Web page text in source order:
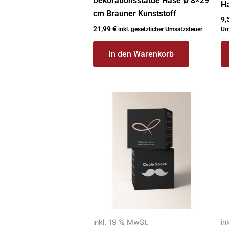
cm Brauner Kunststoff
21,99€ inkl. gesetzlicher Umsatzsteuer
In den Warenkorb
inkl. 19 % MwSt.